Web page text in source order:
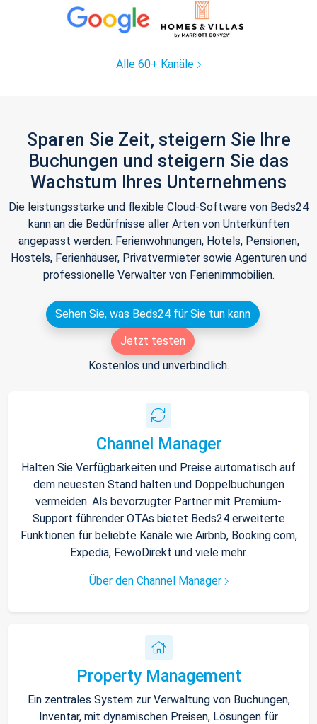
Alle 60+ Kanäle
Sparen Sie Zeit, steigern Sie Ihre
Buchungen und steigern Sie das
Wachstum Ihres Unternehmens
Die leistungsstarke und flexible Cloud-Software von Beds24
kann an die Bedürfnisse aller Arten von Unterkünften
angepasst werden: Ferienwohnungen, Hotels, Pensionen,
Hostels, Ferienhäuser, Privatvermieter sowie Agenturen und
professionelle Verwalter von Ferienimmobilien.
Sehen Sie, was Beds24 für Sie tun kann
Jetzt testen
Kostenlos und unverbindlich.
Channel Manager
Halten Sie Verfügbarkeiten und Preise automatisch auf
dem neuesten Stand halten und Doppelbuchungen
vermeiden. Als bevorzugter Partner mit Premium-
Support führender OTAs bietet Beds24 erweiterte
Funktionen für beliebte Kanäle wie Airbnb, Booking.com,
Expedia, FewoDirekt und viele mehr.
Über den Channel Manager
Property Management
Ein zentrales System zur Verwaltung von Buchungen,
Inventar, mit dynamischen Preisen, Lösungen für